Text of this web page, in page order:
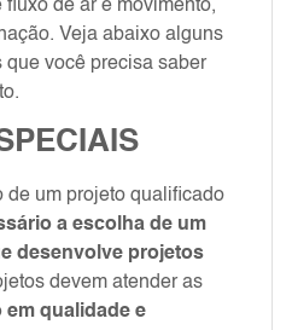
de ar e movimento,
Veja abaixo alguns
você precisa saber
de um projeto qualificado
a escolha de um
desenvolve projetos
devem atender as
em qualidade e